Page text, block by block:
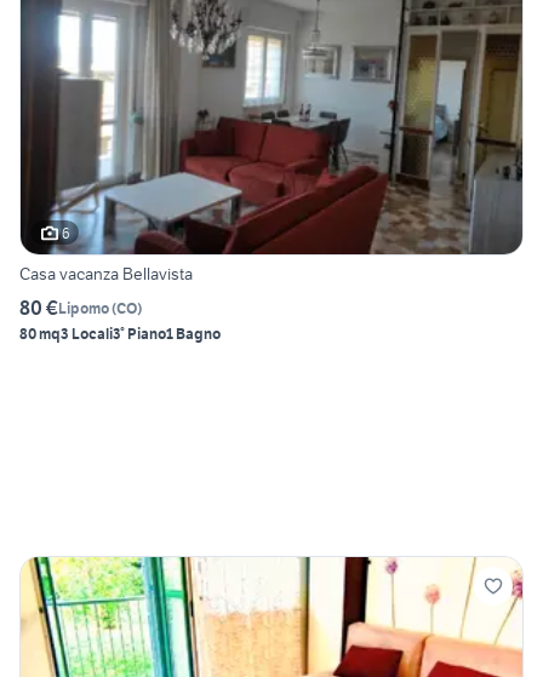
6
Casa vacanza Bellavista
80 €Lipomo(CO)
80 mq3 Locali3° Piano1 Bagno